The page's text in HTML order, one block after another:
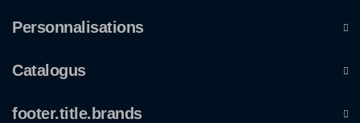
Personnalisations
Catalogus
footer.title.brands